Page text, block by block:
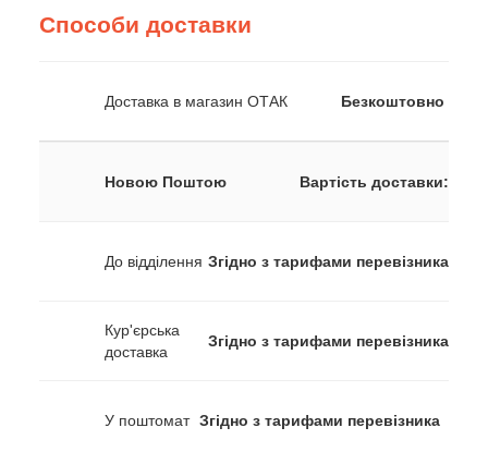
Способи доставки
Доставка в магазин ОТАК Безкоштовно
Новою Поштою Вартість доставки:
До відділення Згідно з тарифами перевізника
Кур'єрська
доставка
Згідно з тарифами перевізника
У поштомат Згідно з тарифами перевізника